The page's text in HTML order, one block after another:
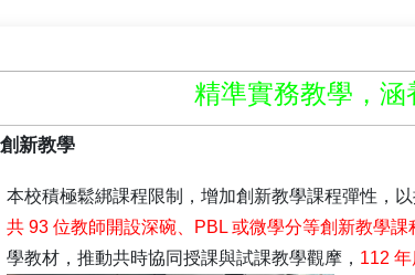
準實務教學，涵養跨
新教學
本校積極鬆綁課程限制，增加創新教學課程彈性，
共 93 位教師開設深碗、PBL 或微學分等創新教學課
學教材，推動共時協同授課與試課教學觀摩， 112